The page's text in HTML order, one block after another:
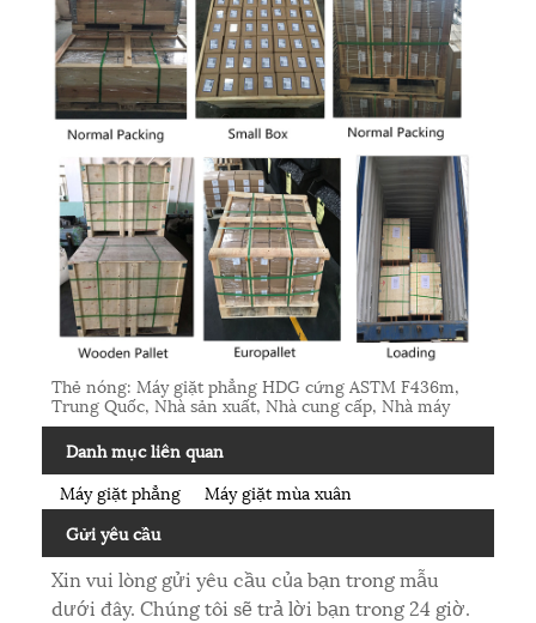
Thẻ nóng: Máy giặt phẳng HDG cứng ASTM F436m,
Trung Quốc, Nhà sản xuất, Nhà cung cấp, Nhà máy
Danh mục liên quan
Máy giặt phẳng
Máy giặt mùa xuân
Gửi yêu cầu
Xin vui lòng gửi yêu cầu của bạn trong mẫu
dưới đây. Chúng tôi sẽ trả lời bạn trong 24 giờ.